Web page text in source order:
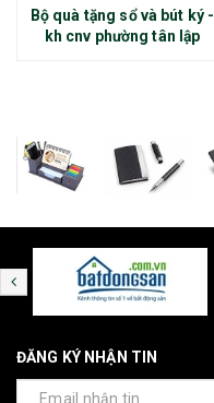
Bộ quà tặng sổ và bút ký -
kh cnv phường tân lập
ĐĂNG KÝ NHẬN TIN